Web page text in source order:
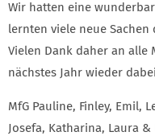
Wir hatten eine
lernten viele neue Sachen
Vielen Dank daher an
nächstes Jahr wieder
MfG Pauline, Finley, Emil,
Josefa, Katharina, Laura &